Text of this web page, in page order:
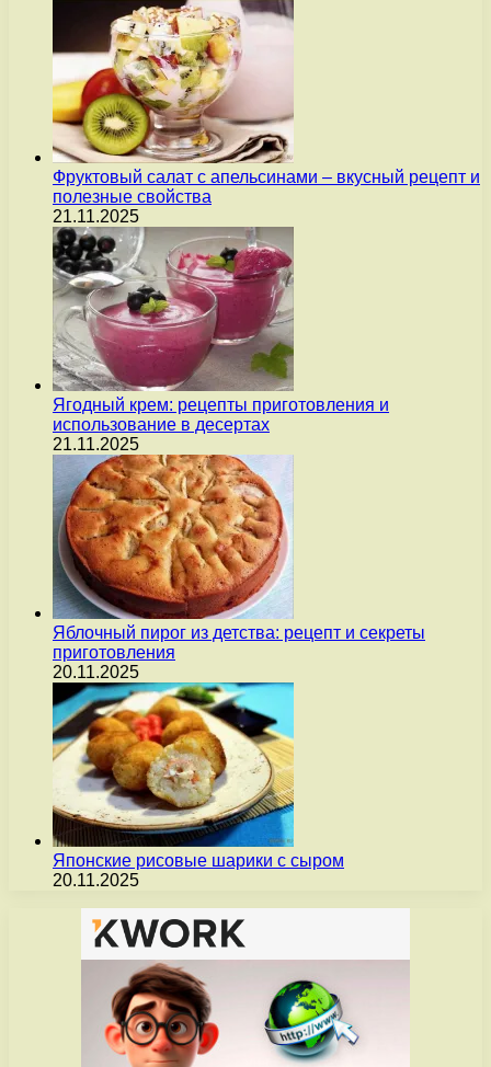
Фруктовый салат с апельсинами – вкусный рецепт и
полезные свойства
21.11.2025
Ягодный крем: рецепты приготовления и
использование в десертах
21.11.2025
Яблочный пирог из детства: рецепт и секреты
приготовления
20.11.2025
Японские рисовые шарики с сыром
20.11.2025